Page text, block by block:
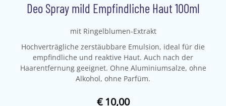
Deo Spray mild Empfindliche Haut 100ml
mit Ringelblumen-Extrakt
Hochverträgliche zerstäubbare Emulsion, ideal für die
empfindliche und reaktive Haut. Auch nach der
Haarentfernung geeignet. Ohne Aluminiumsalze, ohne
Alkohol, ohne Parfüm.
€ 10,00